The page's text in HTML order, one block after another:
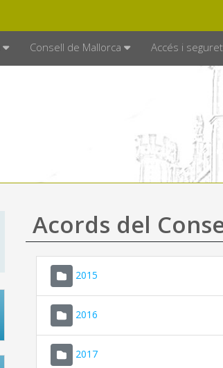
Consell de Mallorca Accés i
Acords del
2015
2016
2017